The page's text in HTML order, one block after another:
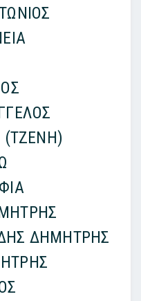
(ΤΖΕΝΗ)
ΔΗΜΗΤΡΗΣ